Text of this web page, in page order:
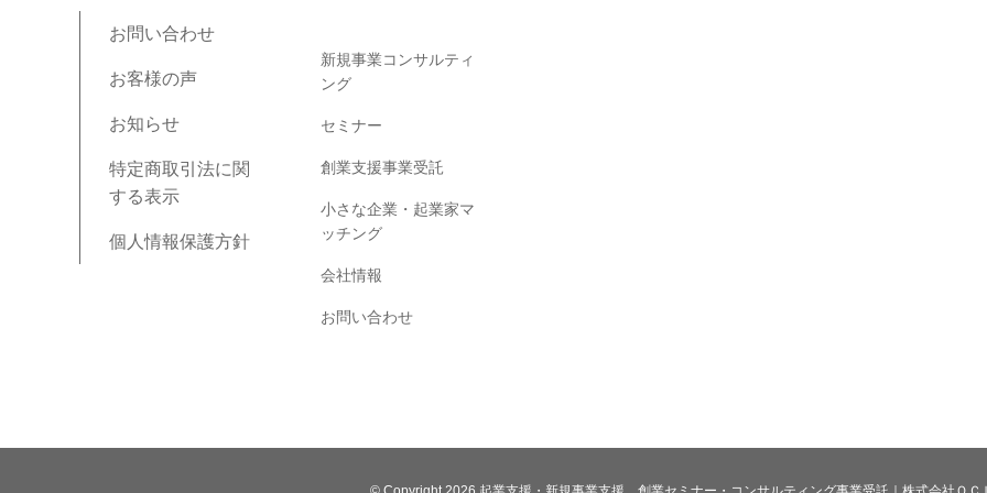
お問い合わせ
お客様の声
お知らせ
特定商取引法に関
する表示
個人情報保護方針
新規事業コンサルティ
ング
セミナー
創業支援事業受託
小さな企業・起業家マ
ッチング
会社情報
お問い合わせ